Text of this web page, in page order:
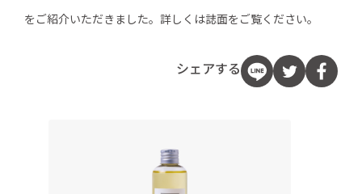
をご紹介いただきました。詳しくは誌面をご覧ください。
シェアする